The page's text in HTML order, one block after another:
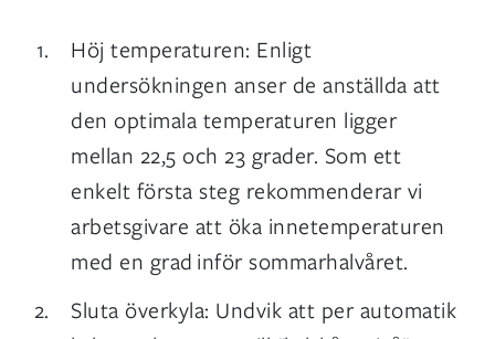
Höj temperaturen: Enligt
undersökningen anser de anställda att
den optimala temperaturen ligger
mellan 22,5 och 23 grader. Som ett
enkelt första steg rekommenderar vi
arbetsgivare att öka innetemperaturen
med en grad inför sommarhalvåret.
Sluta överkyla: Undvik att per automatik